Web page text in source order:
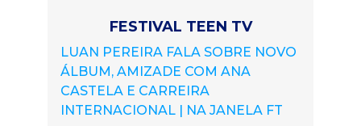
FESTIVAL TEEN TV
LUAN PEREIRA FALA SOBRE NOVO
ÁLBUM, AMIZADE COM ANA
CASTELA E CARREIRA
INTERNACIONAL | NA JANELA FT